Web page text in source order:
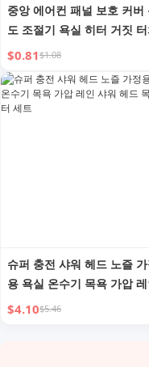
중앙 에어컨 패널 보호 커버
도 조절기 욕실 히터 거짓
방지 방수 터치 방지 스티커
위치 차광 커버
$0.81$1.08
슈퍼 충전 샤워 헤드 노즐
용 욕실 온수기 목욕 가압
샤워 헤드 목욕 히터 세트
$4.10$5.46